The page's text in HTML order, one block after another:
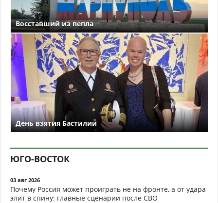
Восставший из пепла
День взятия Бастилии
ЮГО-ВОСТОК
03 авг 2026
Почему Россия может проиграть не на фронте, а от удара
элит в спину: главные сценарии после СВО